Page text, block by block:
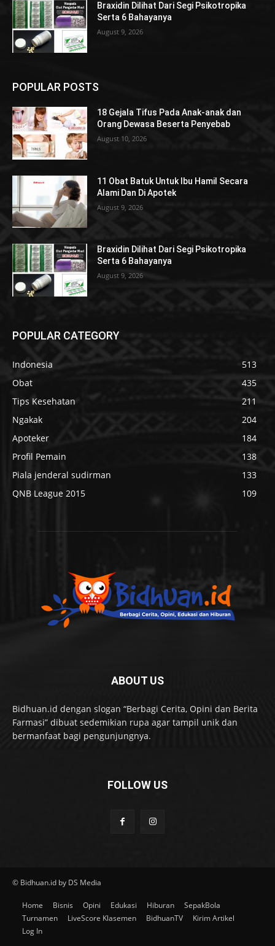
Braxidin Dilihat Dari Segi Psikotropika
Serta 6 Bahayanya
August 9, 2026
POPULAR POSTS
18 Gejala Tifus Pada Anak-anak dan
Orang Dewasa Beserta Penyebab
August 10, 2026
11 Obat Batuk Untuk Ibu Hamil Secara
Alami Dan Di Apotek
August 9, 2026
Braxidin Dilihat Dari Segi Psikotropika
Serta 6 Bahayanya
August 9, 2026
POPULAR CATEGORY
Indonesia
513
Obat
435
Tips Kesehatan
211
Ngakak
204
Apoteker
184
Profil Pemain
138
Piala jenderal sudirman
133
QNB League 2015
109
ABOUT US
Bidhuan.id dengan slogan “Berbagi Cerita, Opini dan Berita
Farmasi” dibuat sedemikian rupa agar tampil unik dan
bermanfaat bagi pengunjungnya.
FOLLOW US
© Bidhuan.id by DS Media
Home Bisnis Opini Edukasi Hiburan
SepakBola
Turnamen
LiveScore Klasemen BidhuanTV
Kirim Artikel
Log In